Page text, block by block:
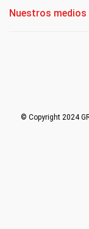
Nuestros medios
© Copyright 2024